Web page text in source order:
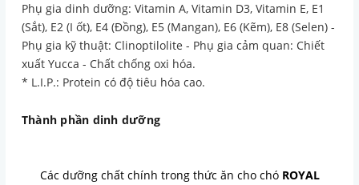
Phụ gia dinh dưỡng: Vitamin A, Vitamin D3, Vitamin E, E1
(Sắt), E2 (I ốt), E4 (Đồng), E5 (Mangan), E6 (Kẽm), E8 (Selen) -
Phụ gia kỹ thuật: Clinoptilolite - Phụ gia cảm quan: Chiết
xuất Yucca - Chất chống oxi hóa.
* L.I.P.: Protein có độ tiêu hóa cao.
Thành phần dinh dưỡng
Các dưỡng chất chính trong thức ăn cho chó ROYAL